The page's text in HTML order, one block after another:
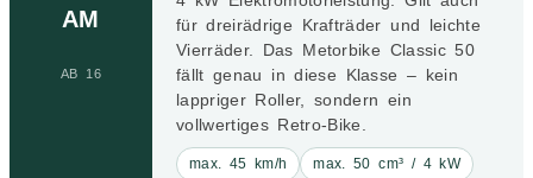
AM
AB 16
für dreirädrige Krafträder und leichte
Vierräder. Das Metorbike Classic 50
fällt genau in diese Klasse – kein
lappriger Roller, sondern ein
vollwertiges Retro-Bike.
max. 45 km/h max. 50 cm³ / 4 kW